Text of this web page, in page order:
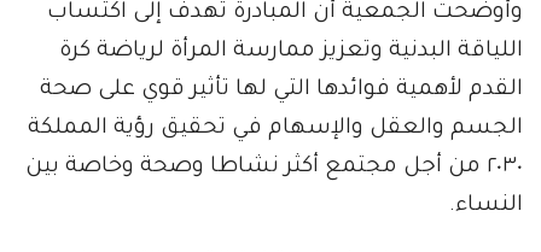
وأوضحت الجمعية أن المبادرة تهدف إلى اكتساب
اللياقة البدنية وتعزيز ممارسة المرأة لرياضة كرة
القدم لأهمية فوائدها التي لها تأثير قوي على صحة
الجسم والعقل والإسهام في تحقيق رؤية المملكة
٢٠٣٠ من أجل مجتمع أكثر نشاطا وصحة وخاصة بين
النساء.